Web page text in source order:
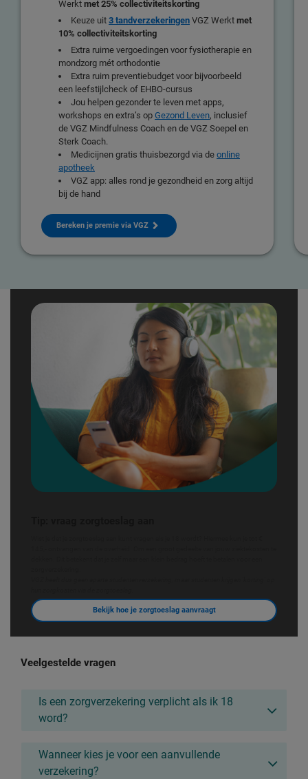
Werkt met 25% collectiviteitskorting
Keuze uit 3 tandverzekeringen VGZ Werkt met
10% collectiviteitskorting
Extra ruime vergoedingen voor fysiotherapie en
mondzorg mét orthodontie
Extra ruim preventiebudget voor bijvoorbeeld
een leefstijlcheck of EHBO-cursus
Jou helpen gezonder te leven met apps,
workshops en extra’s op Gezond Leven, inclusief
de VGZ Mindfulness Coach en de VGZ Soepel en
Sterk Coach.
Medicijnen gratis thuisbezorgd via de online
apotheek
VGZ app: alles rond je gezondheid en zorg altijd
bij de hand
Bereken je premie via VGZ
Bekijk hoe je zorgtoeslag aanvraagt
Veelgestelde vragen
Is een zorgverzekering verplicht als ik 18
word?
Wanneer kies je voor een aanvullende
verzekering?